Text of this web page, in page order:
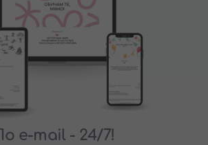
По e-mail - 24/7!